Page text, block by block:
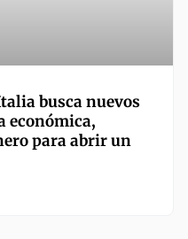
busca nuevos
económica,
para abrir un